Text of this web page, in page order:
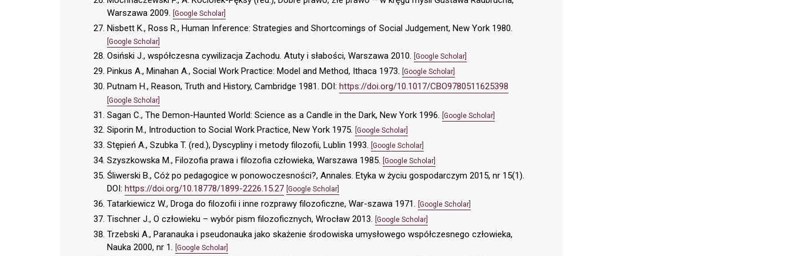
Warszawa 2009. [Google Scholar]
Nisbett K., Ross R., Human Inference: Strategies and Shortcomings of Social Judgement, New York 1980.
[Google Scholar]
Osiński J., współczesna cywilizacja Zachodu. Atuty i słabości, Warszawa 2010. [Google Scholar]
Pinkus A., Minahan A., Social Work Practice: Model and Method, Ithaca 1973. [Google Scholar]
Putnam H., Reason, Truth and History, Cambridge 1981. DOI: https://doi.org/10.1017/CBO9780511625398
[Google Scholar]
Sagan C., The Demon-Haunted World: Science as a Candle in the Dark, New York 1996. [Google Scholar]
Siporin M., Introduction to Social Work Practice, New York 1975. [Google Scholar]
Stępień A., Szubka T. (red.), Dyscypliny i metody filozofii, Lublin 1993. [Google Scholar]
Szyszkowska M., Filozofia prawa i filozofia człowieka, Warszawa 1985. [Google Scholar]
Śliwerski B., Cóż po pedagogice w ponowoczesności?, Annales. Etyka w życiu gospodarczym 2015, nr 15(1).
DOI: https://doi.org/10.18778/1899-2226.15.27 [Google Scholar]
Tatarkiewicz W., Droga do filozofii i inne rozprawy filozoficzne, War-szawa 1971. [Google Scholar]
Tischner J., O człowieku – wybór pism filozoficznych, Wrocław 2013. [Google Scholar]
Trzebski A., Paranauka i pseudonauka jako skażenie środowiska umysłowego współczesnego człowieka,
Nauka 2000, nr 1. [Google Scholar]